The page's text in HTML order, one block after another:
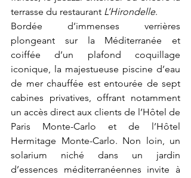
terrasse du restaurant L’Hirondelle.
Bordée d’immenses verrières
plongeant sur la Méditerranée et
coiffée d’un plafond coquillage
iconique, la majestueuse piscine d’eau
de mer chauffée est entourée de sept
cabines privatives, offrant notamment
un accès direct aux clients de l’Hôtel de
Paris Monte-Carlo et de l’Hôtel
Hermitage Monte-Carlo. Non loin, un
solarium niché dans un jardin
d’essences méditerranéennes invite à